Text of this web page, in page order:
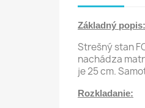
Základný popis:
Strešný stan
nachádza
je 25 cm.
Rozkladanie: